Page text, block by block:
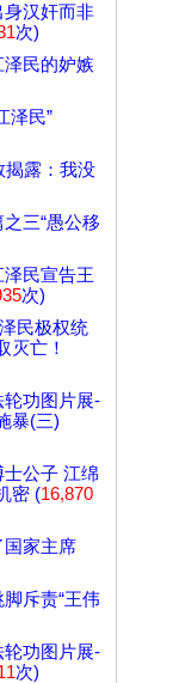
身汉奸而非
次)
民的妒嫉
泽民”
揭露：我没
三“愚公移
民宣告王
次)
民极权统
灭亡！
轮功图片展-
暴(三)
公子 江绵
密 (16,870
国家主席
斥责“王伟
轮功图片展-
次)